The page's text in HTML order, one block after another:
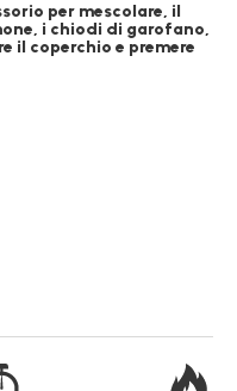
per mescolare, il
i chiodi di garofano,
il coperchio e premere